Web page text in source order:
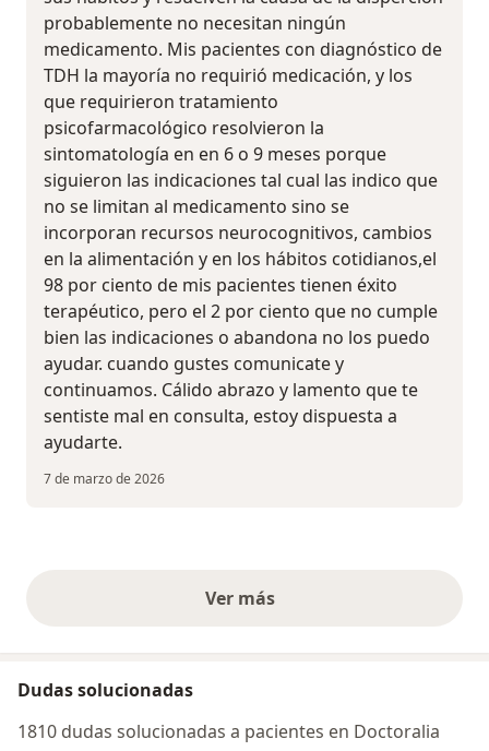
probablemente no necesitan ningún
medicamento. Mis pacientes con diagnóstico de
TDH la mayoría no requirió medicación, y los
que requirieron tratamiento
psicofarmacológico resolvieron la
sintomatología en en 6 o 9 meses porque
siguieron las indicaciones tal cual las indico que
no se limitan al medicamento sino se
incorporan recursos neurocognitivos, cambios
en la alimentación y en los hábitos cotidianos,el
98 por ciento de mis pacientes tienen éxito
terapéutico, pero el 2 por ciento que no cumple
bien las indicaciones o abandona no los puedo
ayudar. cuando gustes comunicate y
continuamos. Cálido abrazo y lamento que te
sentiste mal en consulta, estoy dispuesta a
ayudarte.
7 de marzo de 2026
Ver másopiniones anteriores
Dudas solucionadas
1810 dudas solucionadas a pacientes en Doctoralia